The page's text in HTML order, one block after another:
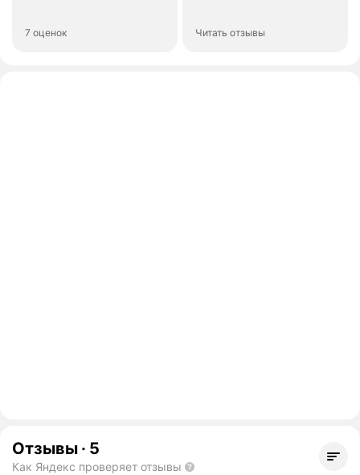
7 оценок Читать отзывы
Отзывы · 5
Как Яндекс проверяет отзывы